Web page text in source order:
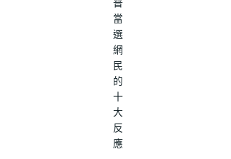
當
選
網
民
的
十
大
反
應